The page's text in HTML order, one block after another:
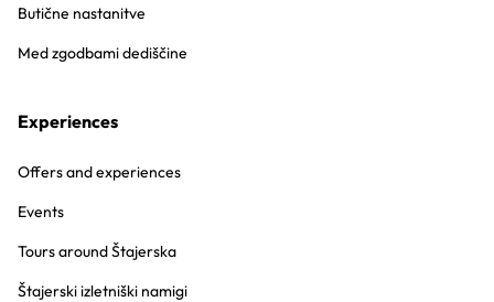
Butične nastanitve
Med zgodbami dediščine
Experiences
Offers and experiences
Events
Tours around Štajerska
Štajerski izletniški namigi